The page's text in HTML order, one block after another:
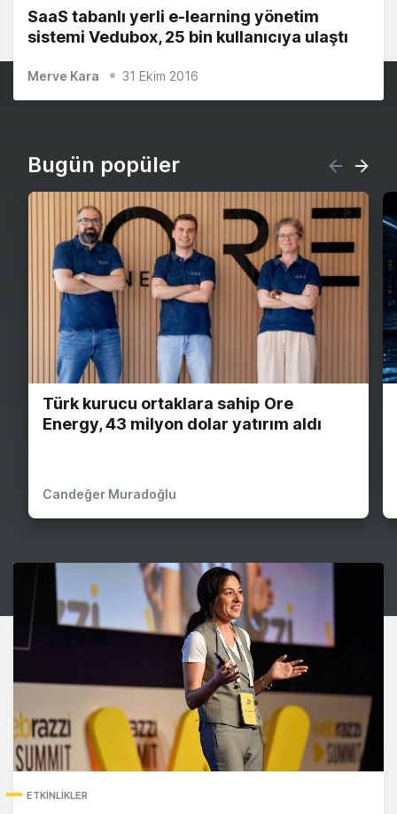
SaaS tabanlı yerli e-learning yönetim
sistemi Vedubox, 25 bin kullanıcıya ulaştı
Merve Kara 31 Ekim 2016
Bugün popüler
Türk kurucu ortaklara sahip Ore
Energy, 43 milyon dolar yatırım aldı
Candeğer Muradoğlu
ETKINLIKLER